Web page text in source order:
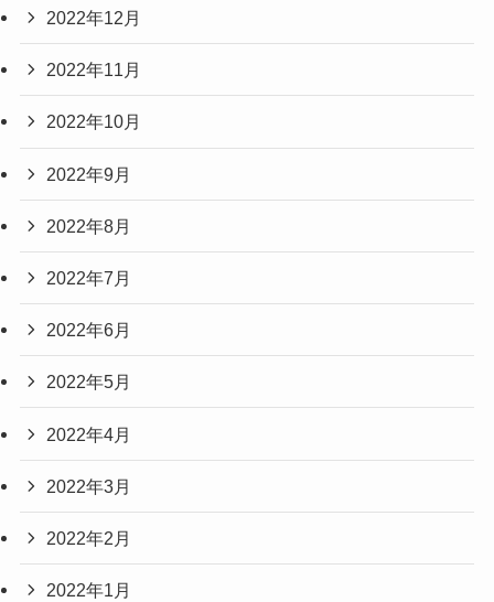
2022年12月
2022年11月
2022年10月
2022年9月
2022年8月
2022年7月
2022年6月
2022年5月
2022年4月
2022年3月
2022年2月
2022年1月